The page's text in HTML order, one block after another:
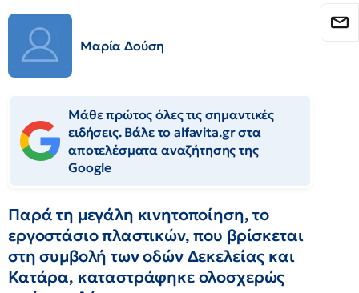
Μαρία Δούση
Μάθε πρώτος όλες τις σημαντικές
ειδήσεις. Βάλε το alfavita.gr στα
αποτελέσματα αναζήτησης της
Google
Παρά τη μεγάλη κινητοποίηση, το
εργοστάσιο πλαστικών, που βρίσκεται
στη συμβολή των οδών Δεκελείας και
Κατάρα, καταστράφηκε ολοσχερώς